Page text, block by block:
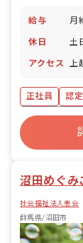
給与 月
休日 土
アクセス 上
正社員 認
社会保険完備
福利厚生充実
沼田めぐみ
社会福祉法人恵会
群馬県/沼田市